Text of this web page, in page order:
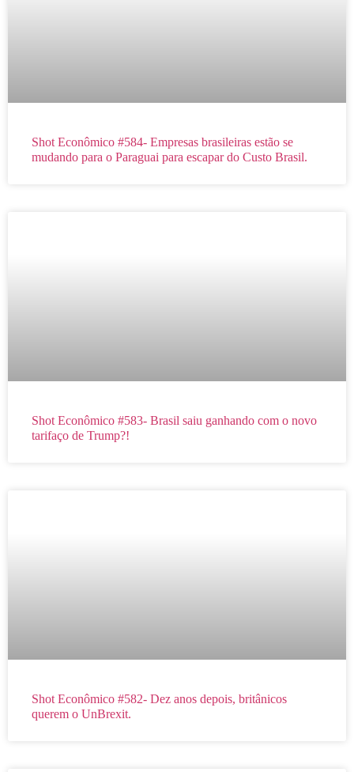
Shot Econômico #584- Empresas brasileiras estão se
mudando para o Paraguai para escapar do Custo Brasil.
Shot Econômico #583- Brasil saiu ganhando com o novo
tarifaço de Trump?!
Shot Econômico #582- Dez anos depois, britânicos
querem o UnBrexit.